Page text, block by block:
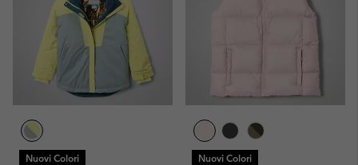
Nuovi Colori Nuovi Colori